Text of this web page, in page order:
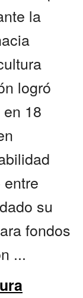
la
logró
18
su
fondos
...